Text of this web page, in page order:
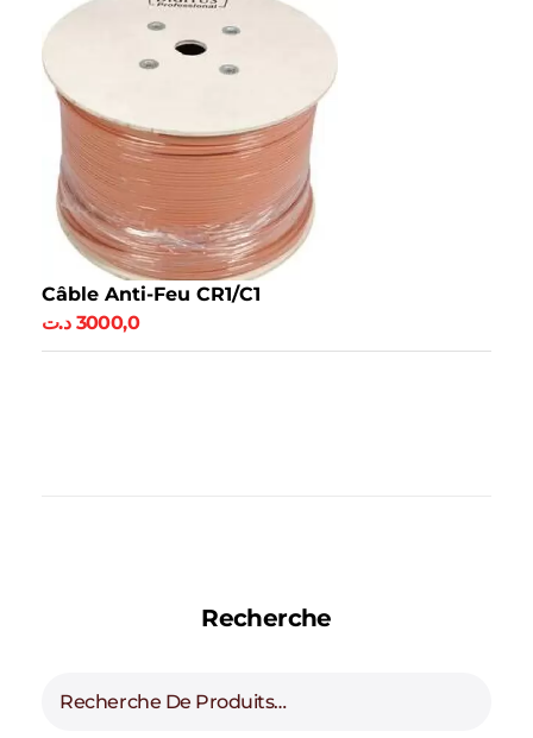
Câble Anti-Feu CR1/C1
3000,0 د.ت
Recherche